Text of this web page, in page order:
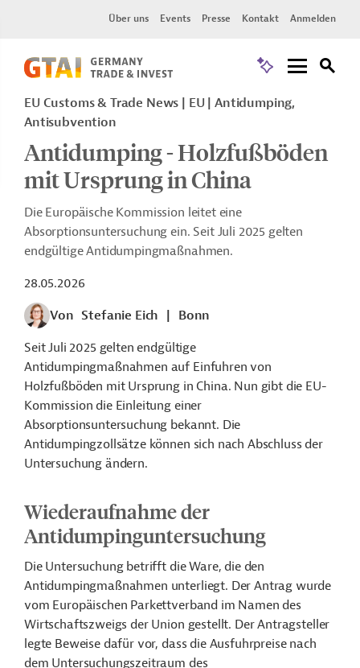
Über uns Events Presse Kontakt Anmelden
EU Customs & Trade News EU
Antidumping,
Antisubvention
Antidumping - Holzfußböden
mit Ursprung in China
Die Europäische Kommission leitet eine
Absorptionsuntersuchung ein. Seit Juli 2025 gelten
endgültige Antidumpingmaßnahmen.
28.05.2026
Von Stefanie Eich
Bonn
Seit Juli 2025 gelten endgültige
Antidumpingmaßnahmen auf Einfuhren von
Holzfußböden mit Ursprung in China. Nun gibt die EU-
Kommission die Einleitung einer
Absorptionsuntersuchung bekannt. Die
Antidumpingzollsätze können sich nach Abschluss der
Untersuchung ändern.
Wiederaufnahme der
Antidumpinguntersuchung
Die Untersuchung betrifft die Ware, die den
Antidumpingmaßnahmen unterliegt. Der Antrag wurde
vom Europäischen Parkettverband im Namen des
Wirtschaftszweigs der Union gestellt. Der Antragsteller
legte Beweise dafür vor, dass die Ausfuhrpreise nach
dem Untersuchungszeitraum des